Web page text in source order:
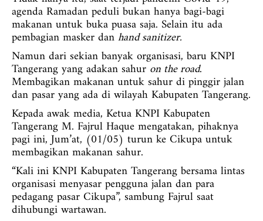
agenda Ramadan peduli bukan hanya bagi-bagi
makanan untuk buka puasa saja. Selain itu ada
pembagian masker danhand sanitizer.
Namun dari sekian banyak organisasi, baru KNPI
Tangerang yang adakan sahur on the road.
Membagikan makanan untuk sahur di pinggir jalan
dan pasar yang ada di wilayah Kabupaten Tangerang.
Kepada awak media, Ketua KNPI Kabupaten
Tangerang M. Fajrul Haque mengatakan, pihaknya
pagi ini, Jum’at, (01/05) turun ke Cikupa untuk
membagikan makanan sahur.
“Kali ini KNPI Kabupaten Tangerang bersama lintas
organisasi menyasar pengguna jalan dan para
pedagang pasar Cikupa”, sambung Fajrul saat
dihubungi wartawan.